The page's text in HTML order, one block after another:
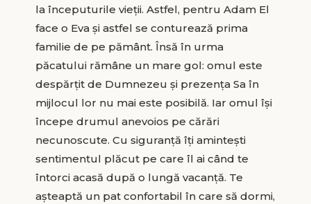
la începuturile vieții. Astfel, pentru Adam El
face o Eva și astfel se conturează prima
familie de pe pământ. Însă în urma
păcatului rămâne un mare gol: omul este
despărțit de Dumnezeu și prezența Sa în
mijlocul lor nu mai este posibilă. Iar omul își
începe drumul anevoios pe cărări
necunoscute. Cu siguranță îți amintești
sentimentul plăcut pe care îl ai când te
întorci acasă după o lungă vacanță. Te
așteaptă un pat confortabil în care să dormi,